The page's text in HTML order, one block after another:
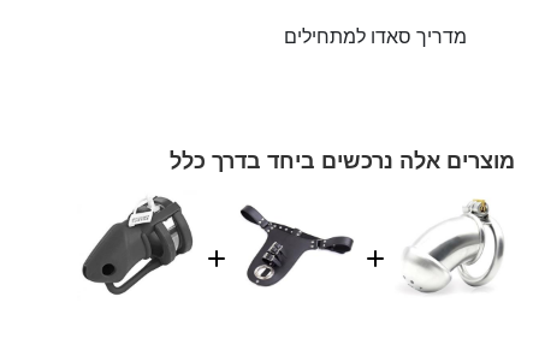
מדריך סאדו למתחילים
מוצרים אלה נרכשים ביחד בדרך כלל